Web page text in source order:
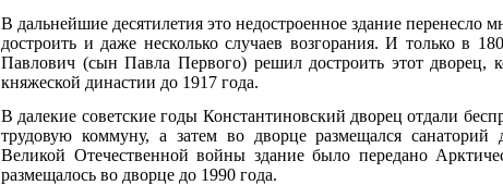
В дальнейшие десятилетия это недостроенное здание перенесло
достроить и даже несколько случаев возгорания. И только в
Павлович (сын Павла Первого) решил достроить этот дворец,
княжеской династии до 1917 года.
В далекие советские годы Константиновский дворец отдали
трудовую коммуну, а затем во дворце размещался
Великой Отечественной войны здание было передано
размещалось во дворце до 1990 года.